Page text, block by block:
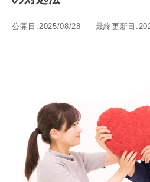
公開日:2025/08/28 最終更新日